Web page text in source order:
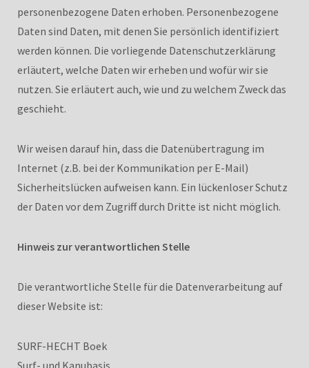
personenbezogene Daten erhoben. Personenbezogene
Daten sind Daten, mit denen Sie persönlich identifiziert
werden können. Die vorliegende Datenschutzerklärung
erläutert, welche Daten wir erheben und wofür wir sie
nutzen. Sie erläutert auch, wie und zu welchem Zweck das
geschieht.
Wir weisen darauf hin, dass die Datenübertragung im
Internet (z.B. bei der Kommunikation per E-Mail)
Sicherheitslücken aufweisen kann. Ein lückenloser Schutz
der Daten vor dem Zugriff durch Dritte ist nicht möglich.
Hinweis zur verantwortlichen Stelle
Die verantwortliche Stelle für die Datenverarbeitung auf
dieser Website ist:
SURF-HECHT Boek
Surf- und Kanubasis